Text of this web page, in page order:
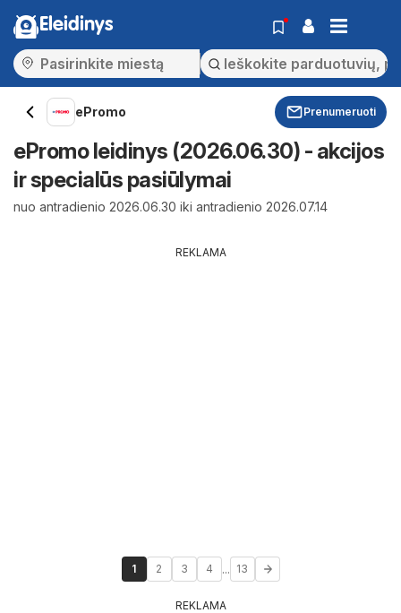
Eleidinys
ePromo Prenumeruoti
ePromo leidinys (2026.06.30) - akcijos
ir specialūs pasiūlymai
nuo antradienio 2026.06.30 iki antradienio 2026.07.14
REKLAMA
1 2 3 4 ... 13
REKLAMA